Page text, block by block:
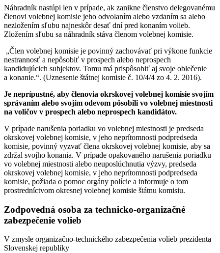
Náhradník nastúpi len v prípade, ak zanikne členstvo delegovanému
členovi volebnej komisie jeho odvolaním alebo vzdaním sa alebo
nezložením sľubu najneskôr desať dní pred konaním volieb.
Zložením sľubu sa náhradník stáva členom volebnej komisie.
„Člen volebnej komisie je povinný zachovávať pri výkone funkcie
nestrannosť a nepôsobiť v prospech alebo neprospech
kandidujúcich subjektov. Tomu má prispôsobiť aj svoje oblečenie
a konanie.“. (Uznesenie štátnej komisie č. 10/4/4 zo 4. 2. 2016).
Je neprípustné, aby členovia okrskovej volebnej komisie svojím
správaním alebo svojím odevom pôsobili vo volebnej miestnosti
na voličov v prospech alebo neprospech kandidátov.
V prípade narušenia poriadku vo volebnej miestnosti je predseda
okrskovej volebnej komisie, v jeho neprítomnosti podpredseda
komisie, povinný vyzvať člena okrskovej volebnej komisie, aby sa
zdržal svojho konania. V prípade opakovaného narušenia poriadku
vo volebnej miestnosti alebo neuposlúchnutia výzvy, predseda
okrskovej volebnej komisie, v jeho neprítomnosti podpredseda
komisie, požiada o pomoc orgány polície a informuje o tom
prostredníctvom okresnej volebnej komisie štátnu komisiu.
Zodpovedná osoba za technicko-organizačné
zabezpečenie volieb
V zmysle organizačno-technického zabezpečenia volieb prezidenta
Slovenskej republiky